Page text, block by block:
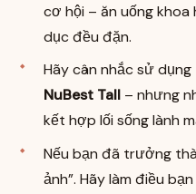
cơ hội – ăn uống
dục đều đặn.
Hãy cân nhắc sử
NuBest Tall– nhưng
kết hợp lối sống lành
Nếu bạn đã trưởng
ảnh”. Hãy làm điều